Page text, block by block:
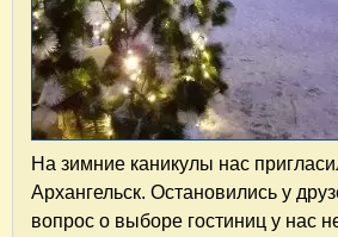
На зимние каникулы нас
Архангельск. Остановились у
вопрос о выборе гостиниц у нас